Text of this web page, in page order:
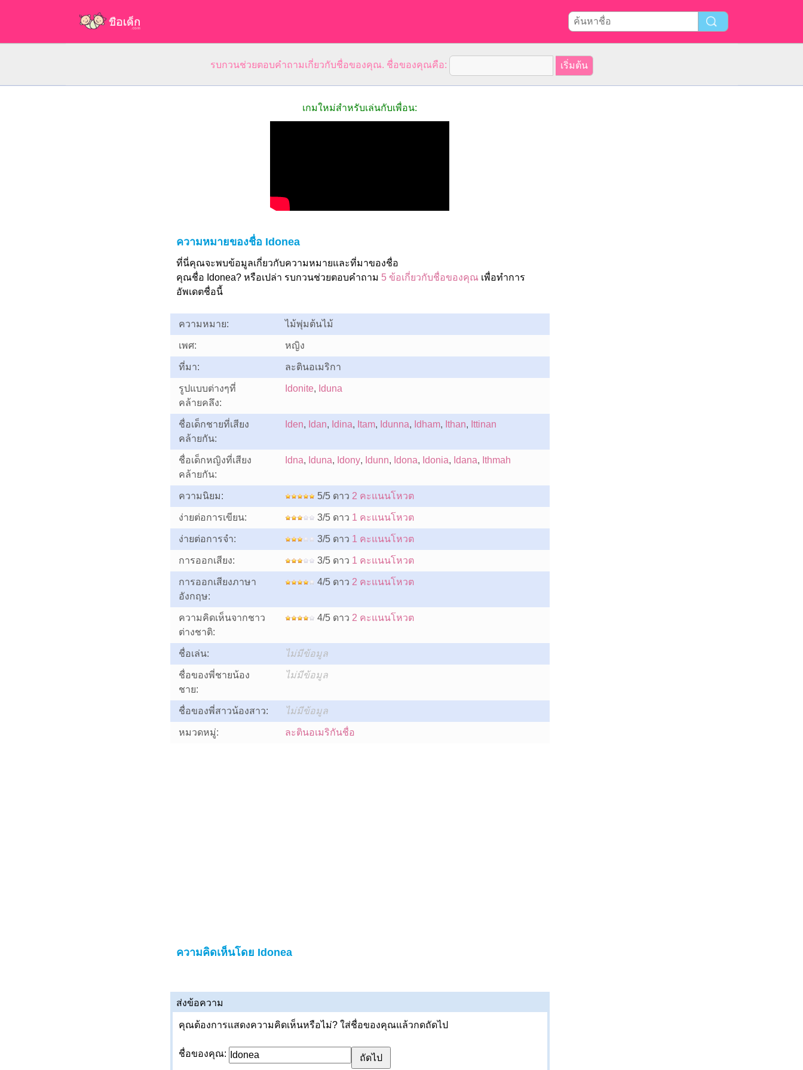
รบกวนช่วยตอบคำถามเกี่ยวกับชื่อของคุณ. ชื่อของคุณคือ:
เกมใหม่สำหรับเล่นกับเพื่อน:
ความหมายของชื่อ Idonea
ที่นี่คุณจะพบข้อมูลเกี่ยวกับความหมายและที่มาของชื่อ
คุณชื่อ Idonea? หรือเปล่า รบกวนช่วยตอบคำถาม 5 ข้อเกี่ยวกับชื่อของคุณเพื่อทำการ
อัพเดตชื่อนี้
ความหมาย: ไม้พุ่มต้นไม้
เพศ: หญิง
ที่มา: ละตินอเมริกา
รูปแบบต่างๆที่
คล้ายคลึง:
Idonite, Iduna
ชื่อเด็กชายที่เสียง
คล้ายกัน:
Iden, Idan, Idina, Itam, Idunna, Idham, Ithan, Ittinan
ชื่อเด็กหญิงที่เสียง
คล้ายกัน:
Idna, Iduna, Idony, Idunn, Idona, Idonia, Idana, Ithmah
ความนิยม: 5/5 ดาว 2 คะแนนโหวต
ง่ายต่อการเขียน: 3/5 ดาว 1 คะแนนโหวต
ง่ายต่อการจำ: 3/5 ดาว 1 คะแนนโหวต
การออกเสียง: 3/5 ดาว 1 คะแนนโหวต
การออกเสียงภาษา
อังกฤษ:
4/5 ดาว 2 คะแนนโหวต
ความคิดเห็นจากชาว
ต่างชาติ:
4/5 ดาว 2 คะแนนโหวต
ชื่อเล่น: ไม่มีข้อมูล
ชื่อของพี่ชายน้อง
ชาย:
ไม่มีข้อมูล
ชื่อของพี่สาวน้องสาว: ไม่มีข้อมูล
หมวดหมู่: ละตินอเมริกันชื่อ
ความคิดเห็นโดย Idonea
ส่งข้อความ
คุณต้องการแสดงความคิดเห็นหรือไม่? ใส่ชื่อของคุณแล้วกดถัดไป
ชื่อของคุณ: